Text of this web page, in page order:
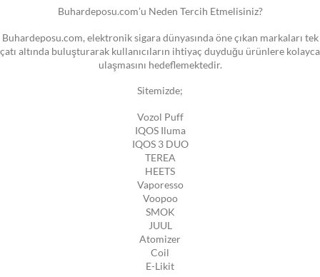
Buhardeposu.com’u Neden Tercih Etmelisiniz?
Buhardeposu.com, elektronik sigara dünyasında öne çıkan markaları tek
çatı altında buluşturarak kullanıcıların ihtiyaç duyduğu ürünlere kolayca
ulaşmasını hedeflemektedir.
Sitemizde;
Vozol Puff
IQOS Iluma
IQOS 3 DUO
TEREA
HEETS
Vaporesso
Voopoo
SMOK
JUUL
Atomizer
Coil
E-Likit